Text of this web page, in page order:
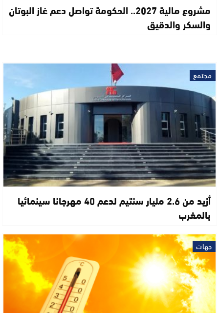
مشروع مالية 2027.. الحكومة تواصل دعم غاز البوتان
والسكر والدقيق
مجتمع
أزيد من 2.6 مليار سنتيم لدعم 40 مهرجانا سينمائيا
بالمغرب
جهات